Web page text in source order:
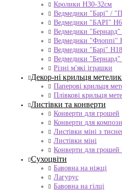
Кролики Н30-32см
Ведмедики "Барі" /
Ведмедики "БАРІ"
Ведмедики
Ведмедики "Флоппі"
Ведмедики "Барі"
Ведмедики
Різні м'які іграшки
Декор-ні крильця
Паперові крильця
Плівкові крильця
Листівки та конверти
Конверти для грошей
Конверти для
Листівки міні з
Листівки міні
Конверти для грошей
Сухоцвіти
Бавовна на ніжці
Лагурус
Бавовна на гілці